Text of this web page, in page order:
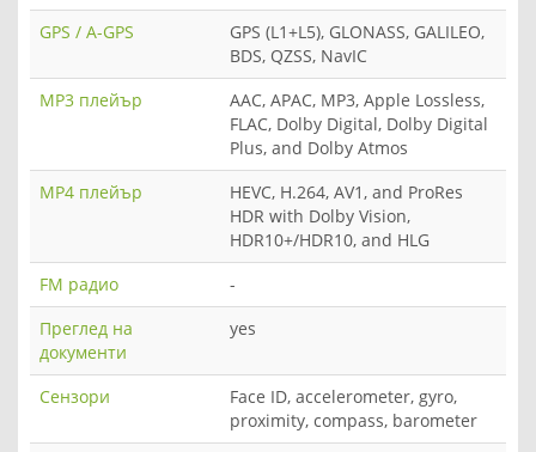
GPS / A-GPS
GPS (L1+L5), GLONASS, GALILEO,
BDS, QZSS, NavIC
MP3 плейър
AAC, APAC, MP3, Apple Lossless,
FLAC, Dolby Digital, Dolby Digital
Plus, and Dolby Atmos
MP4 плейър
HEVC, H.264, AV1, and ProRes
HDR with Dolby Vision,
HDR10+/HDR10, and HLG
FM радио
-
Преглед на
документи
yes
Сензори
Face ID, accelerometer, gyro,
proximity, compass, barometer